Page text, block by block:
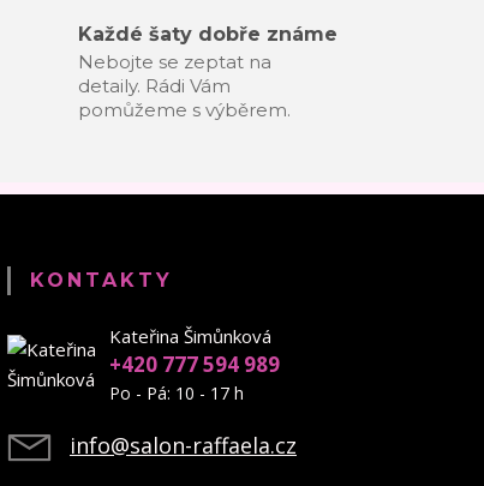
Každé šaty dobře známe
Nebojte se zeptat na
detaily. Rádi Vám
pomůžeme s výběrem.
KONTAKTY
Kateřina Šimůnková
+420 777 594 989
Po - Pá: 10 - 17 h
info@salon-raffaela.cz